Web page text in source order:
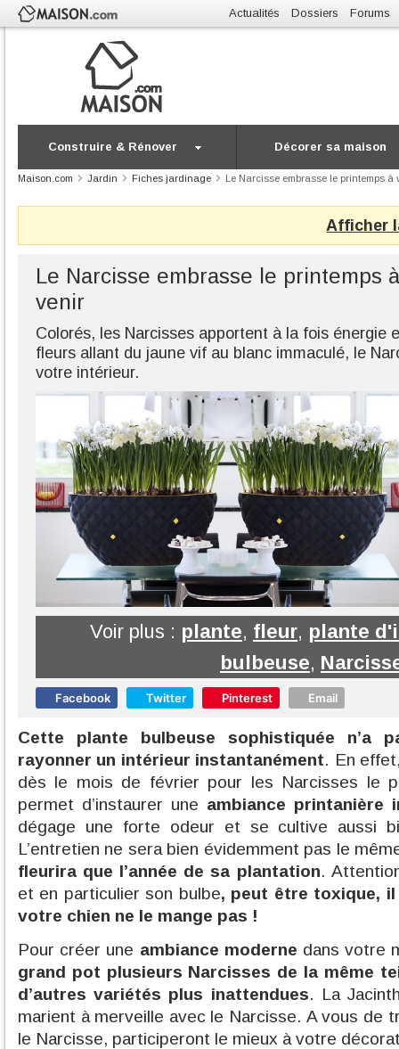
Actualités Dossiers Forums
Construire & Rénover Décorer sa maison
Maison.com Jardin Fiches jardinage Le Narcisse embrasse le printemps à
Afficher
Le Narcisse embrasse le printemps à
venir
Colorés, les Narcisses apportent à la fois énergie
fleurs allant du jaune vif au blanc immaculé, le
votre intérieur.
Voir plus : plante, fleur, plante
bulbeuse,
Facebook Twitter Pinterest Email
Cette plante bulbeuse sophistiquée n’a
rayonner un intérieur instantanément. En
dès le mois de février pour les Narcisses le
permet d’instaurer une ambiance printanière
dégage une forte odeur et se cultive aussi
L’entretien ne sera bien évidemment pas le
fleurira que l’année de sa plantation.
et en particulier son bulbe, peut être toxique,
votre chien ne le mange pas !
Pour créer une ambiance moderne dans votre
grand pot plusieurs Narcisses de la même
d’autres variétés plus inattendues. La
marient à merveille avec le Narcisse. A vous de
le Narcisse, participeront le mieux à votre